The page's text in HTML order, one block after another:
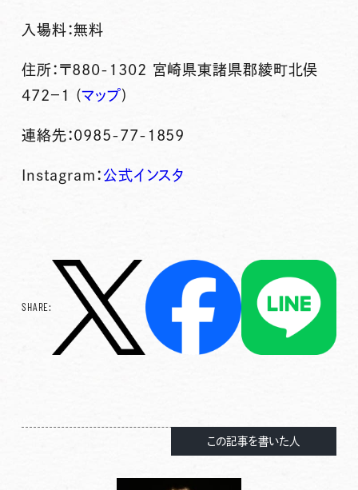
入場料：無料
住所：〒880-1302 宮崎県東諸県郡綾町北俣
472−1 (マップ)
連絡先：0985-77-1859
Instagram： 公式インスタ
SHARE:
この記事を書いた人